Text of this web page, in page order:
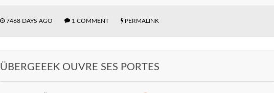
7468 DAYS AGO 1 COMMENT PERMALINK
ÜBERGEEEK OUVRE SES PORTES